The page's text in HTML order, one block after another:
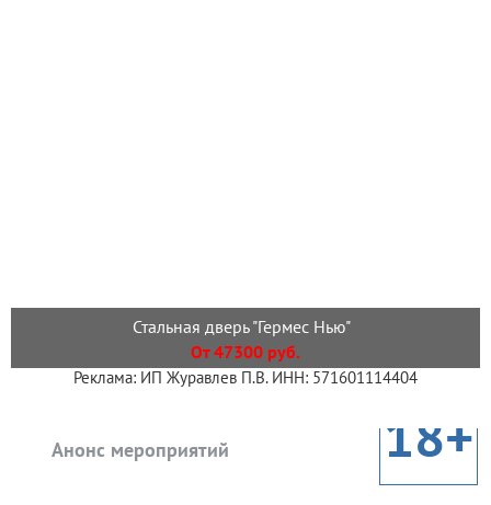
Стальная дверь "Гермес Нью"
От 47300 руб.
Реклама: ИП Журавлев П.В. ИНН: 571601114404
Анонс мероприятий 18+